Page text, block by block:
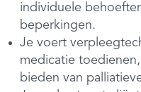
individuele
beperkingen.
Je voert
medicatie
bieden van